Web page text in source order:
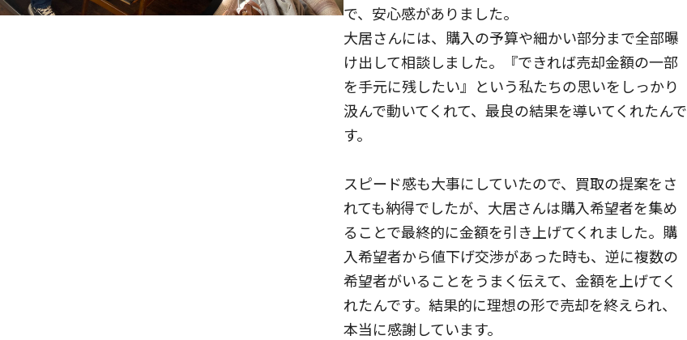
で、安心感がありました。
大居さんには、購入の予算や細かい部分まで全部曝
け出して相談しました。『できれば売却金額の一部
を手元に残したい』という私たちの思いをしっかり
汲んで動いてくれて、最良の結果を導いてくれたんで
す。
スピード感も大事にしていたので、買取の提案をさ
れても納得でしたが、大居さんは購入希望者を集め
ることで最終的に金額を引き上げてくれました。購
入希望者から値下げ交渉があった時も、逆に複数の
希望者がいることをうまく伝えて、金額を上げてく
れたんです。結果的に理想の形で売却を終えられ、
本当に感謝しています。